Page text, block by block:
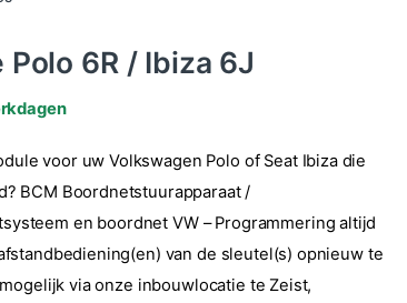
6R / Ibiza 6J
voor uw Volkswagen Polo of Seat Ibiza die
BCM Boordnetstuurapparaat /
en boordnet VW – Programmering altijd
van de sleutel(s) opnieuw te
via onze inbouwlocatie te Zeist,